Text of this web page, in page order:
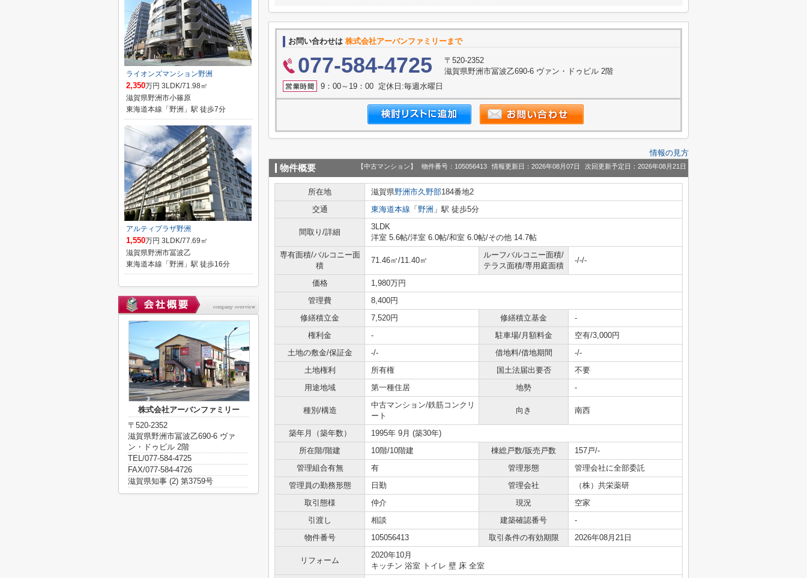
お問い合わせは 株式会社アーバンファミリーまで
077-584-4725
〒520-2352
滋賀県野洲市冨波乙690-6 ヴァン・ドゥビル 2階
9：00～19：00 定休日:毎週水曜日
情報の見方
物件概要 【中古マンション】 物件番号：105056413 情報更新日：2026年08月07日 次回更新予定日：2026年08月21日
所在地 滋賀県野洲市久野部184番地2
交通
東海道本線 「 野洲 」駅 徒歩5分
間取り/詳細
3LDK
洋室 5.6帖/洋室 6.0帖/和室 6.0帖/その他 14.7帖
専有面積/バルコニー面
積
71.46㎡/11.40㎡
ルーフバルコニー面積/
テラス面積/専用庭面積
-/-/-
価格
1,980万円
管理費
8,400円
修繕積立金
7,520円 修繕積立基金
-
権利金
- 駐車場/月額料金
空有/3,000円
土地の敷金/保証金
-/- 借地料/借地期間
-/-
土地権利
所有権 国土法届出要否
不要
用途地域
第一種住居 地勢 -
種別/構造
中古マンション/鉄筋コンクリ
ート
向き 南西
築年月（築年数）
1995年 9月 (築30年)
所在階/階建
10階/10階建 棟総戸数/販売戸数
157戸/-
管理組合有無
有 管理形態
管理会社に全部委託
管理員の勤務形態
日勤 管理会社
（株）共栄薬研
取引態様
仲介 現況
空家
引渡し
相談 建築確認番号
-
物件番号
105056413 取引条件の有効期限 2026年08月21日
リフォーム
2020年10月
キッチン 浴室 トイレ 壁 床 全室
ライオンズマンション野洲
2,350万円 3LDK/71.98㎡
滋賀県野洲市小篠原
東海道本線「野洲」駅 徒歩7分
アルティプラザ野洲
1,550万円 3LDK/77.69㎡
滋賀県野洲市冨波乙
東海道本線「野洲」駅 徒歩16分
株式会社アーバンファミリー
〒520-2352
滋賀県野洲市冨波乙690-6 ヴァ
ン・ドゥビル 2階
TEL/077-584-4725
FAX/077-584-4726
滋賀県知事 (2) 第3759号